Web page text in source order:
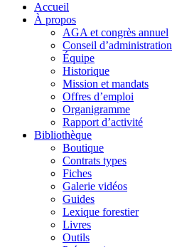
Accueil
À propos
AGA et congrès annuel
Conseil d’administration
Équipe
Historique
Mission et mandats
Offres d’emploi
Organigramme
Rapport d’activité
Bibliothèque
Boutique
Contrats types
Fiches
Galerie vidéos
Guides
Lexique forestier
Livres
Outils